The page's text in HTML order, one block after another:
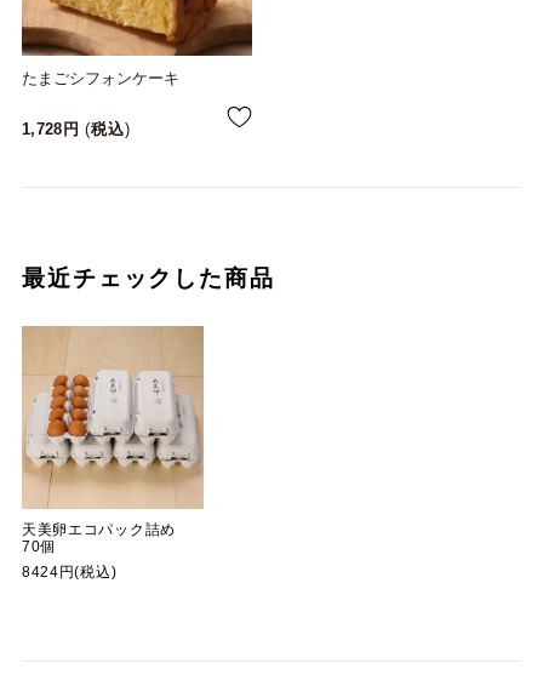
たまごシフォンケーキ
1,728 税込
最近チェックした商品
天美卵エコパック詰め
70個
8424円(税込)